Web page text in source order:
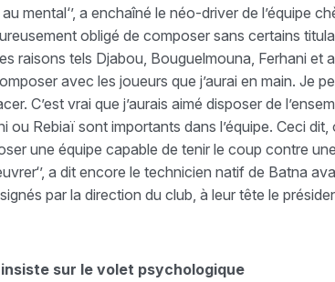
mental‘’, a enchaîné le néo-driver de l’équipe
obligé de composer sans certains
raisons tels Djabou, Bouguelmouna, Ferhani et
avec les joueurs que j’aurai en main. Je
C’est vrai que j’aurais aimé disposer de
ou Rebiaï sont importants dans l’équipe. Ceci
une équipe capable de tenir le coup contre
a dit encore le technicien natif de Batna
par la direction du club, à leur tête le
sur le volet psychologique